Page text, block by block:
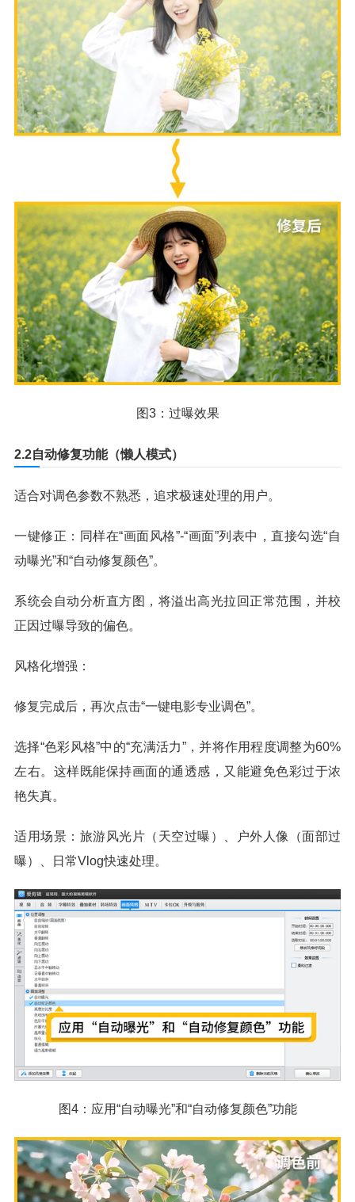
图3：过曝效果
2.2自动修复功能（懒人模式）
适合对调色参数不熟悉，追求极速处理的用户。
一键修正：同样在“画面风格”-“画面”列表中，直接勾选“自
动曝光”和“自动修复颜色”。
系统会自动分析直方图，将溢出高光拉回正常范围，并校
正因过曝导致的偏色。
风格化增强：
修复完成后，再次点击“一键电影专业调色”。
选择“色彩风格”中的“充满活力”，并将作用程度调整为60%
左右。这样既能保持画面的通透感，又能避免色彩过于浓
艳失真。
适用场景：旅游风光片（天空过曝）、户外人像（面部过
曝）、日常Vlog快速处理。
图4：应用“自动曝光”和“自动修复颜色”功能